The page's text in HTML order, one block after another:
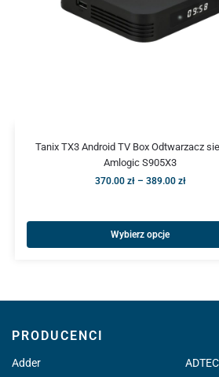
Tanix TX3 Android TV Box Odtwarzacz
Amlogic S905X3
370.00 zł – 389.00 zł
Wybierz opcje
PRODUCENCI
Adder